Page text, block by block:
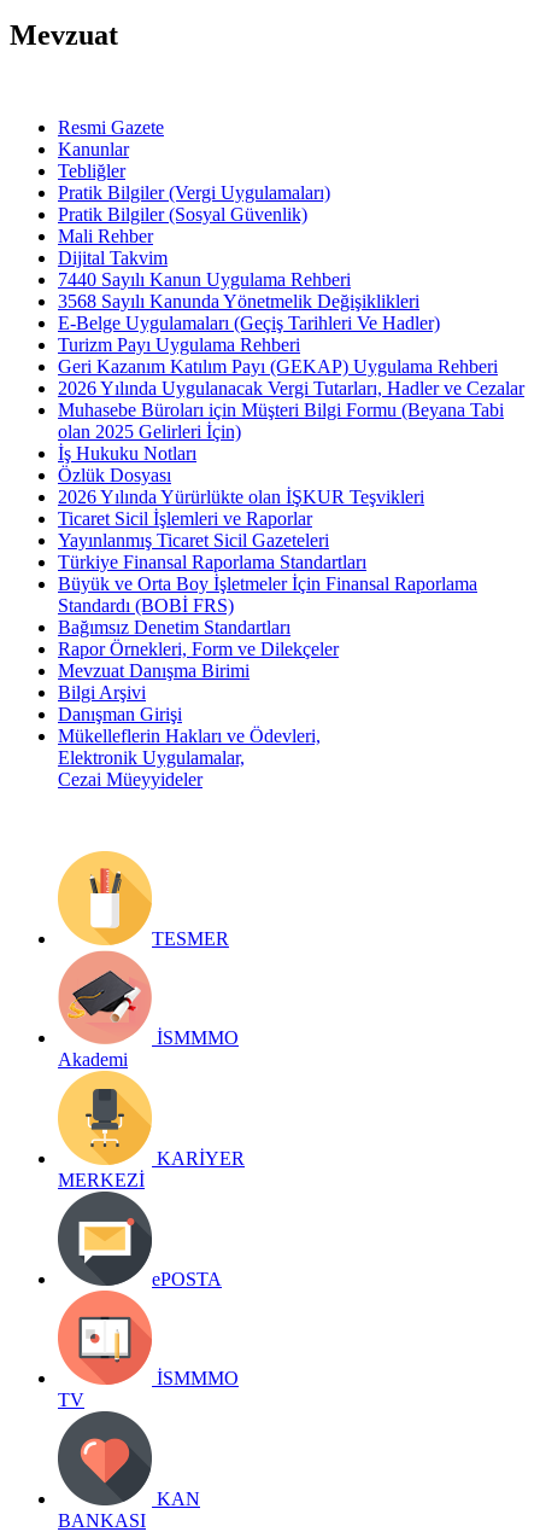
Mevzuat
Resmi Gazete
Kanunlar
Tebliğler
Pratik Bilgiler (Vergi Uygulamaları)
Pratik Bilgiler (Sosyal Güvenlik)
Mali Rehber
Dijital Takvim
7440 Sayılı Kanun Uygulama Rehberi
3568 Sayılı Kanunda Yönetmelik Değişiklikleri
E-Belge Uygulamaları (Geçiş Tarihleri Ve Hadler)
Turizm Payı Uygulama Rehberi
Geri Kazanım Katılım Payı (GEKAP) Uygulama Rehberi
2026 Yılında Uygulanacak Vergi Tutarları, Hadler ve Cezalar
Muhasebe Büroları için Müşteri Bilgi Formu (Beyana Tabi
olan 2025 Gelirleri İçin)
İş Hukuku Notları
Özlük Dosyası
2026 Yılında Yürürlükte olan İŞKUR Teşvikleri
Ticaret Sicil İşlemleri ve Raporlar
Yayınlanmış Ticaret Sicil Gazeteleri
Türkiye Finansal Raporlama Standartları
Büyük ve Orta Boy İşletmeler İçin Finansal Raporlama
Standardı (BOBİ FRS)
Bağımsız Denetim Standartları
Rapor Örnekleri, Form ve Dilekçeler
Mevzuat Danışma Birimi
Bilgi Arşivi
Danışman Girişi
Mükelleflerin Hakları ve Ödevleri,
Elektronik Uygulamalar,
Cezai Müeyyideler
TESMER
İSMMMO
Akademi
KARİYER
MERKEZİ
ePOSTA
İSMMMO
TV
KAN
BANKASI